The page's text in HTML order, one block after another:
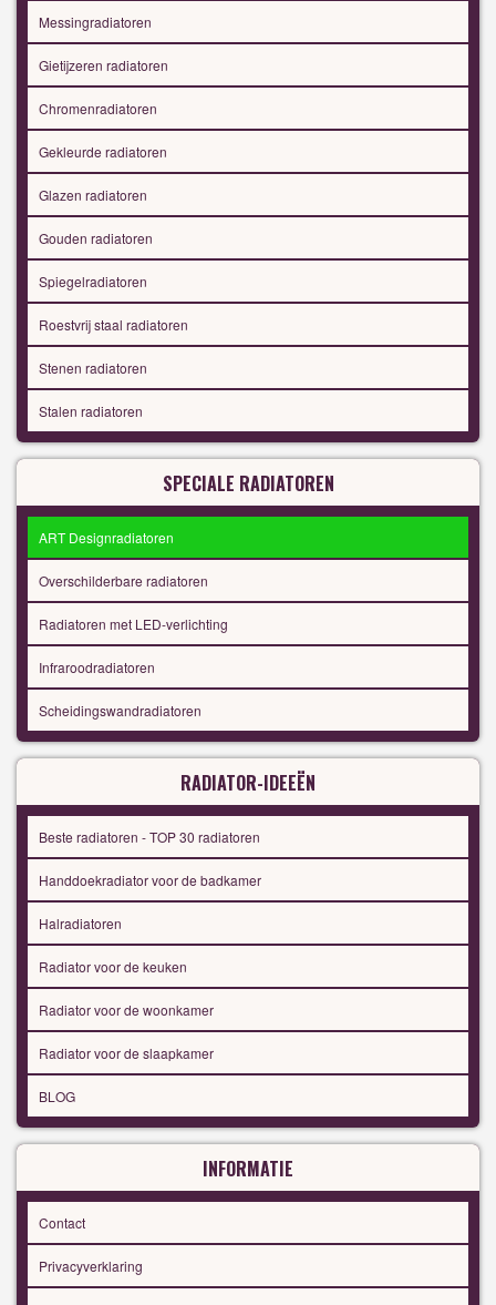
Messingradiatoren
Gietijzeren radiatoren
Chromenradiatoren
Gekleurde radiatoren
Glazen radiatoren
Gouden radiatoren
Spiegelradiatoren
Roestvrij staal radiatoren
Stenen radiatoren
Stalen radiatoren
SPECIALE RADIATOREN
ART Designradiatoren
Overschilderbare radiatoren
Radiatoren met LED-verlichting
Infraroodradiatoren
Scheidingswandradiatoren
RADIATOR-IDEEËN
Beste radiatoren - TOP 30 radiatoren
Handdoekradiator voor de badkamer
Halradiatoren
Radiator voor de keuken
Radiator voor de woonkamer
Radiator voor de slaapkamer
BLOG
INFORMATIE
Contact
Privacyverklaring